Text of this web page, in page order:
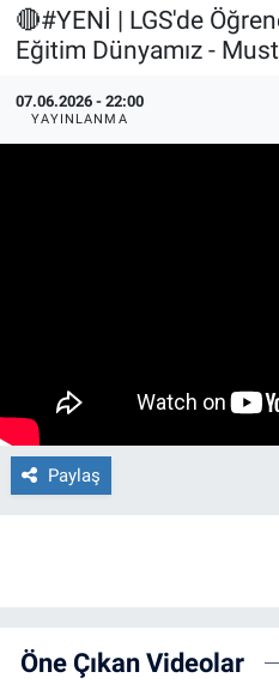
🔴#YENİ | LGS'de
Eğitim Dünyamız -
07.06.2026 - 22:00
YAYINLANMA
Paylaş
Öne Çıkan Videolar